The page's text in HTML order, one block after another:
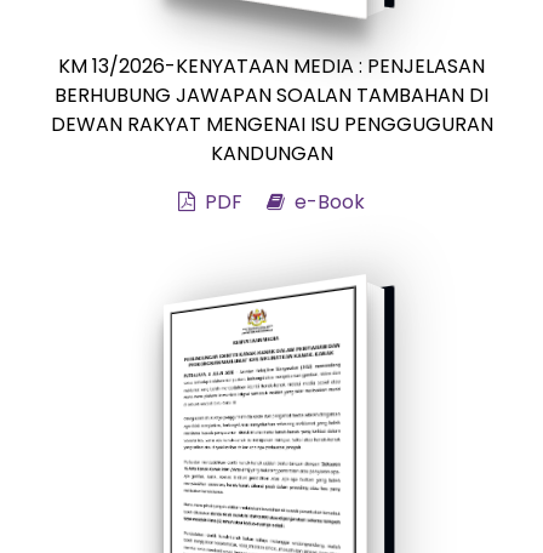
KM 13/2026-KENYATAAN MEDIA : PENJELASAN
BERHUBUNG JAWAPAN SOALAN TAMBAHAN DI
DEWAN RAKYAT MENGENAI ISU PENGGUGURAN
KANDUNGAN
PDF
e-Book